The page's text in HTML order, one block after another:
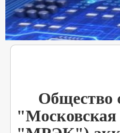
Общество с